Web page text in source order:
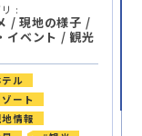
:
/現地の様子 /
イベント / 観光
ル
ート
情報